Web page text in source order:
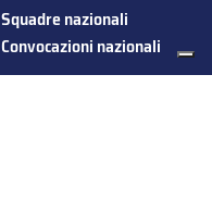
Squadre nazionali
Convocazioni nazionali